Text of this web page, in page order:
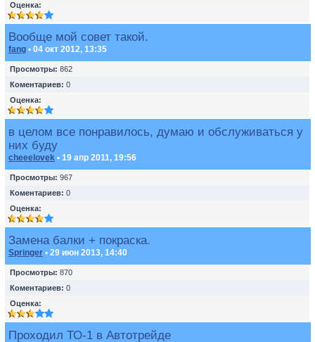
Оценка:
Вообще мой совет такой.
fang • 04 окт 2012, 13:35
Просмотры: 862
Коментариев: 0
Оценка:
в целом все понравилось, думаю и обслуживаться у
них буду
cheeelovek • 19 апр 2011, 19:56
Просмотры: 967
Коментариев: 0
Оценка:
Замена балки + покраска.
Springer • 29 июн 2013, 14:40
Просмотры: 870
Коментариев: 0
Оценка:
Проходил ТО-1 в Автотрейде